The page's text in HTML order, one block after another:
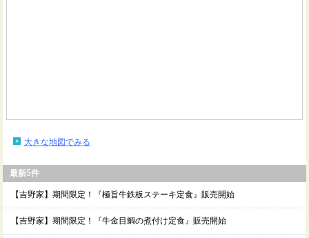
大きな地図でみる
最新5件
【吉野家】期間限定！『極旨牛鉄板ステーキ定食』販売開始
【吉野家】期間限定！『牛金目鯛の煮付け定食』販売開始